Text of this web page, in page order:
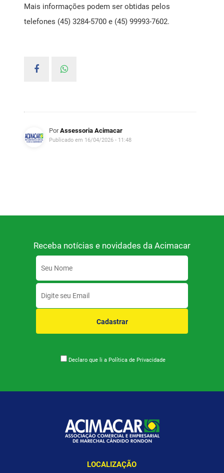
Mais informações podem ser obtidas pelos
telefones (45) 3284-5700 e (45) 99993-7602.
PorAssessoria Acimacar
Publicado em 16/04/2026 - 11:48
Receba notícias e novidades da Acimacar
Cadastrar
Declaro que li a Política de Privacidade
LOCALIZAÇÃO